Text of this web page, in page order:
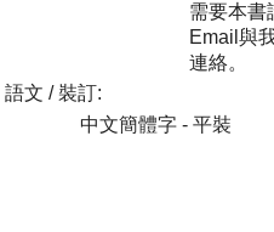
需要本書
Email與
連絡。
語文 / 裝訂:
中文簡體字 - 平裝